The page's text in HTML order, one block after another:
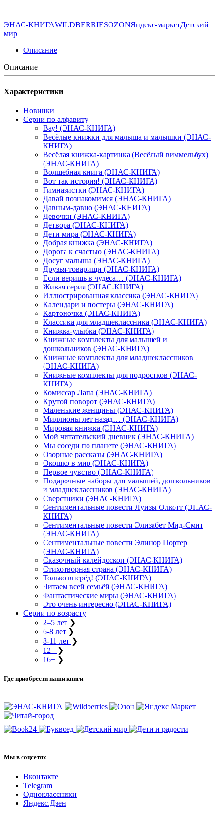
ЭНАС-КНИГАWILDBERRIESOZONЯндекс-маркетДетский
мир
Описание
Описание
Характеристики
Новинки
Серии по алфавиту
Вау! (ЭНАС-КНИГА)
Весёлые книжки для малыша и малышки (ЭНАС-
КНИГА)
Весёлая книжка-картинка (Весёлый виммельбух)
(ЭНАС-КНИГА)
Волшебная книга (ЭНАС-КНИГА)
Вот так история! (ЭНАС-КНИГА)
Гимназистки (ЭНАС-КНИГА)
Давай познакомимся (ЭНАС-КНИГА)
Давным-давно (ЭНАС-КНИГА)
Девочки (ЭНАС-КНИГА)
Детвора (ЭНАС-КНИГА)
Дети мира (ЭНАС-КНИГА)
Добрая книжка (ЭНАС-КНИГА)
Дорога к счастью (ЭНАС-КНИГА)
Досуг малыша (ЭНАС-КНИГА)
Друзья-товарищи (ЭНАС-КНИГА)
Если веришь в чудеса… (ЭНАС-КНИГА)
Живая серия (ЭНАС-КНИГА)
Иллюстрированная классика (ЭНАС-КНИГА)
Календари и постеры (ЭНАС-КНИГА)
Картоночка (ЭНАС-КНИГА)
Классика для младшеклассника (ЭНАС-КНИГА)
Книжка-улыбка (ЭНАС-КНИГА)
Книжные комплекты для малышей и
дошкольников (ЭНАС-КНИГА)
Книжные комплекты для младшеклассников
(ЭНАС-КНИГА)
Книжные комплекты для подростков (ЭНАС-
КНИГА)
Комиссар Лапа (ЭНАС-КНИГА)
Крутой поворот (ЭНАС-КНИГА)
Маленькие женщины (ЭНАС-КНИГА)
Миллионы лет назад… (ЭНАС-КНИГА)
Мировая книжка (ЭНАС-КНИГА)
Мой читательский дневник (ЭНАС-КНИГА)
Мы соседи по планете (ЭНАС-КНИГА)
Озорные рассказы (ЭНАС-КНИГА)
Окошко в мир (ЭНАС-КНИГА)
Первое чувство (ЭНАС-КНИГА)
Подарочные наборы для малышей, дошкольников
и младшеклассников (ЭНАС-КНИГА)
Сверстники (ЭНАС-КНИГА)
Сентиментальные повести Луизы Олкотт (ЭНАС-
КНИГА)
Сентиментальные повести Элизабет Мид-Смит
(ЭНАС-КНИГА)
Сентиментальные повести Элинор Портер
(ЭНАС-КНИГА)
Сказочный калейдоскоп (ЭНАС-КНИГА)
Стихотворная страна (ЭНАС-КНИГА)
Только вперёд! (ЭНАС-КНИГА)
Читаем всей семьёй (ЭНАС-КНИГА)
Фантастические миры (ЭНАС-КНИГА)
Это очень интересно (ЭНАС-КНИГА)
Серии по возрасту
2–5 лет ❯
6-8 лет ❯
8-11 лет ❯
12+ ❯
16+ ❯
Где приобрести наши книги
Мы в соцсетях
Вконтакте
Telegram
Одноклассники
Яндекс.Дзен